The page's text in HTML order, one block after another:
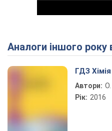
Аналоги іншого
ГДЗ
Автори: О.
Рік: 2016